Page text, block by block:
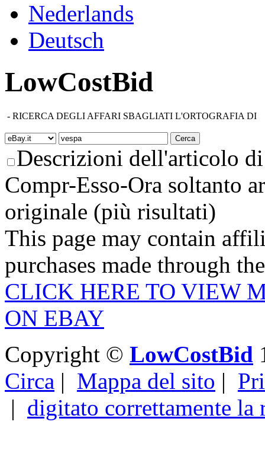
Nederlands
Deutsch
LowCostBid
- RICERCA DEGLI AFFARI SBAGLIATI L'ORTOGRAFIA DI
Descrizioni dell'articolo
Compr-Esso-Ora soltanto
originale (più risultati)
This page may contain
purchases made through
CLICK HERE TO VIEW
ON EBAY
Copyright © LowCostBid
Circa | Mappa del sito |
| digitato correttamente la